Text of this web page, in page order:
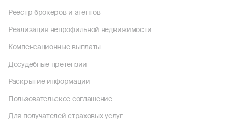
Реестр брокеров и агентов
Реализация непрофильной недвижимости
Компенсационные выплаты
Досудебные претензии
Раскрытие информации
Пользовательское соглашение
Для получателей страховых услуг